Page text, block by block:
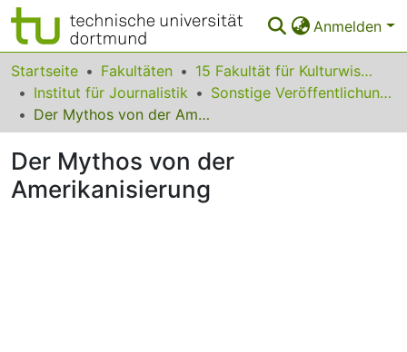
Anmelden
Bereiche & Sammlungen
Das gesamte Repositorium
FAQ
Startseite Fakultäten
15 Fakultät für Kulturwissenschaften
Institut für Journalistik
Sonstige Veröffentlichungen
Der Mythos von der Amerikanisierung
Der Mythos von der
Amerikanisierung